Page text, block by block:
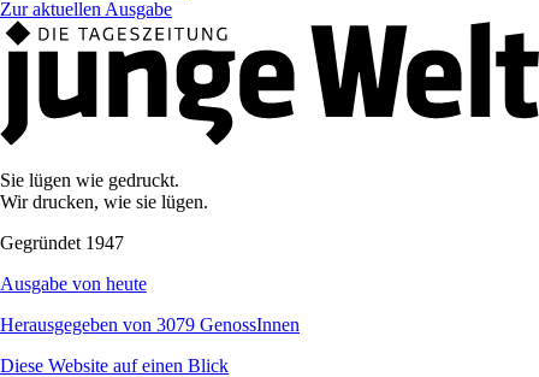
Zur aktuellen Ausgabe
Sie lügen wie gedruckt.
Wir drucken, wie sie lügen.
Gegründet 1947
Ausgabe von heute
Herausgegeben von 3079 GenossInnen
Diese Website auf einen Blick